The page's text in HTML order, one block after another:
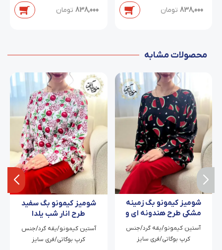
838,000 تومان 838,000 تومان
محصولات مشابه
شومیز کیمونو بگ زمینه
مشکی طرح هندونه ای و
قلب ریز آسوده
آستین کیمونو/یقه گرد/جنس
کرپ بوگاتی/فری سایز
شومیز کیمونو بگ سفید
طرح انار شب یلدا
آستین کیمونو/یقه گرد/جنس
کرپ بوگاتی/فری سایز